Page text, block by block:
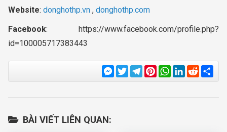
Website: donghothp.vn , donghothp.com
Facebook: https://www.facebook.com/profile.php?
id=100005717383443
Messenger
TwitterTelegram
Pinterest
WhatsApp
LinkedIn
Reddit
BÀI VIẾT LIÊN QUAN: